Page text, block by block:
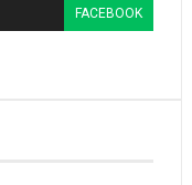
FACEBOOK